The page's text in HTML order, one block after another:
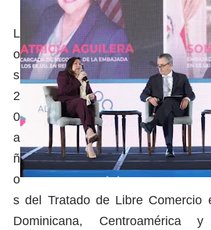
L
o
s
2
0
a
ñ
o
s del Tratado de Libre Comercio
Dominicana, Centroamérica